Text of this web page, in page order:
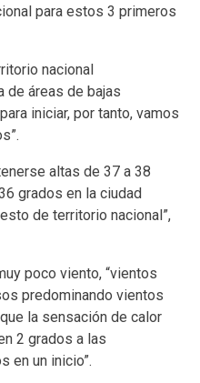
para estos 3 primeros
nacional
de áreas de bajas
iniciar, por tanto, vamos
altas de 37 a 38
grados en la ciudad
de territorio nacional”,
poco viento, “vientos
predominando vientos
la sensación de calor
2 grados a las
en un inicio”.